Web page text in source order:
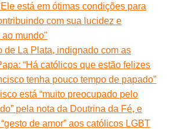
está em ótimas condições para
com sua lucidez e
mundo"
de La Plata, indignado com as
“Há católicos que estão felizes
tenha pouco tempo de papado”
está “muito preocupado pelo
pela nota da Doutrina da Fé, e
de amor” aos católicos LGBT